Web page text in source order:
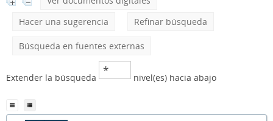
Hacer una sugerencia
Refinar búsqueda
Búsqueda en fuentes externas
Extender la búsqueda nivel(es) hacia abajo